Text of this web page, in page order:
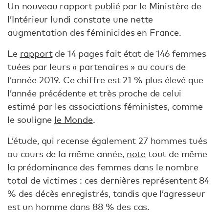
Un nouveau rapport publié par le Ministère de
l’Intérieur lundi constate une nette
augmentation des féminicides en France.
Le rapportde 14 pages fait état de 146 femmes
tuées par leurs « partenaires » au cours de
l’année 2019. Ce chiffre est 21 % plus élevé que
l’année précédente et très proche de celui
estimé par les associations féministes, comme
le souligne le Monde.
L’étude, qui recense également 27 hommes tués
au cours de la même année, note tout de même
la prédominance des femmes dans le nombre
total de victimes : ces dernières représentent 84
% des décès enregistrés, tandis que l’agresseur
est un homme dans 88 % des cas.